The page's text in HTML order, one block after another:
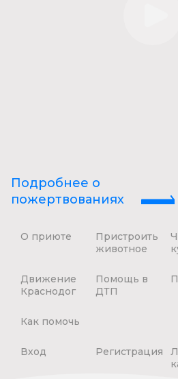
Подробнее о
пожертвованиях
О приюте
Пристроить
животное
Движение
Краснодог
Помощь в
ДТП
Как помочь
Вход Регистрация